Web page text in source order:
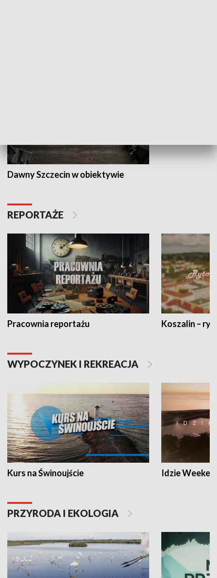
Dawny Szczecin w obiektywie
REPORTAŻE
Pracownia reportażu Koszalin –
WYPOCZYNEK I REKREACJA
Kurs na Świnoujście Idzie
PRZYRODA I EKOLOGIA